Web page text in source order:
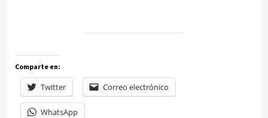
Comparte en:
Twitter Correo electrónico
WhatsApp